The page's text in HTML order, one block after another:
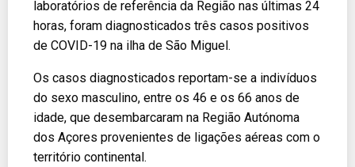
laboratórios de referência da Região nas últimas 24
horas, foram diagnosticados três casos positivos
de COVID-19 na ilha de São Miguel.
Os casos diagnosticados reportam-se a indivíduos
do sexo masculino, entre os 46 e os 66 anos de
idade, que desembarcaram na Região Autónoma
dos Açores provenientes de ligações aéreas com o
território continental.